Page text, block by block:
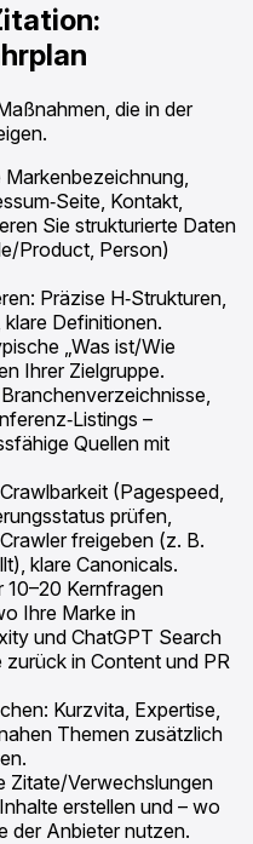
die in der
Kontakt,
Sie strukturierte Daten
Product, Person)
Präzise H‑Strukturen,
klare Definitionen.
„Was ist/Wie
Ihrer Zielgruppe.
–
Quellen mit
(Pagespeed,
prüfen,
freigeben (z. B.
klare Canonicals.
10–20 Kernfragen
Ihre Marke in
und ChatGPT Search
in Content und PR
Kurzvita, Expertise,
Themen zusätzlich
Zitate/Verwechslungen
erstellen und – wo
der Anbieter nutzen.